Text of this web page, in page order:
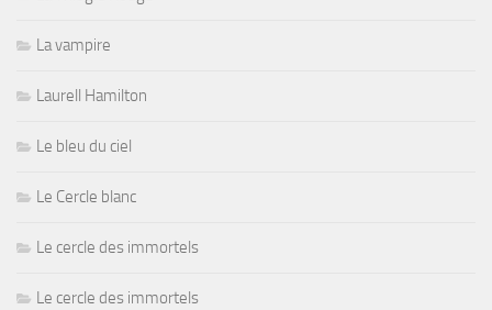
La vampire
Laurell Hamilton
Le bleu du ciel
Le Cercle blanc
Le cercle des immortels
Le cercle des immortels